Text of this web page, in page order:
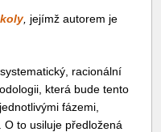
, jejímž autorem je
racionální
která bude tento
fázemi,
O to usiluje předložená